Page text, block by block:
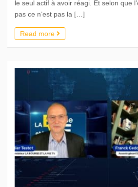
le seul actif à avoir réagi. Et selon que
pas ce n’est pas la […]
Read more